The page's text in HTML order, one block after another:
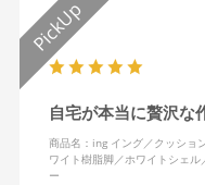
自宅が本当に贅沢な
商品名：ing イング／クッショ
ワイト樹脂脚／ホワイトシェ
ー